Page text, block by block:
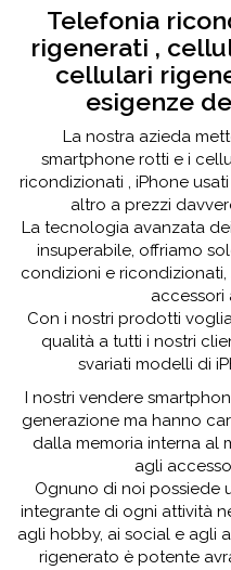
Telefonia
rigenerati ,
cellulari
esigenze
La nostra azieda
smartphone rotti e i
ricondizionati , iPhone
altro a prezzi
La tecnologia avanzata
insuperabile, offriamo
condizioni e ricondizionati,
accessori
Con i nostri prodotti
qualità a tutti i nostri
svariati modelli di
I nostri vendere
generazione ma hanno
dalla memoria interna al
agli
Ognuno di noi possiede
integrante di ogni attività
agli hobby, ai social e agli
rigenerato è potente